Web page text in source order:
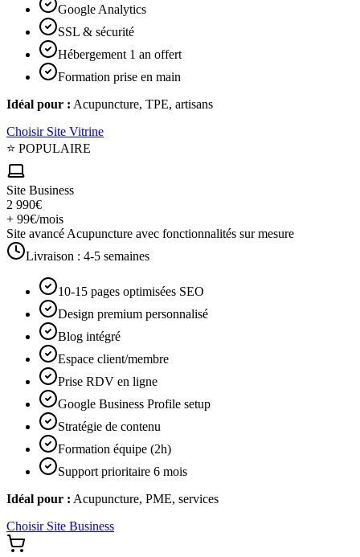
Google Analytics
SSL & sécurité
Hébergement 1 an offert
Formation prise en main
Idéal pour : Acupuncture, TPE, artisans
Choisir Site Vitrine
⭐ POPULAIRE
Site Business
2 990€
+ 99€/mois
Site avancé Acupuncture avec fonctionnalités sur mesure
Livraison : 4-5 semaines
10-15 pages optimisées SEO
Design premium personnalisé
Blog intégré
Espace client/membre
Prise RDV en ligne
Google Business Profile setup
Stratégie de contenu
Formation équipe (2h)
Support prioritaire 6 mois
Idéal pour : Acupuncture, PME, services
Choisir Site Business